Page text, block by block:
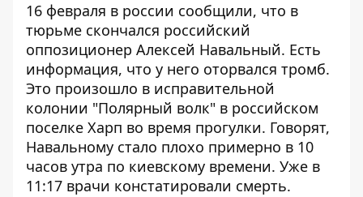
16 февраля в россии сообщили, что в
тюрьме скончался российский
оппозиционер Алексей Навальный. Есть
информация, что у него оторвался тромб.
Это произошло в исправительной
колонии "Полярный волк" в российском
поселке Харп во время прогулки. Говорят,
Навальному стало плохо примерно в 10
часов утра по киевскому времени. Уже в
11:17 врачи констатировали смерть.